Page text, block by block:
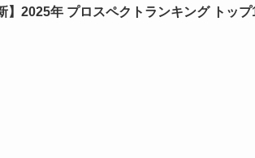
】2025年 プロスペクトランキング トップ